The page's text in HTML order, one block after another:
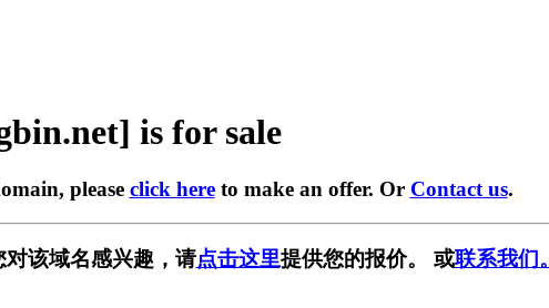
is for sale
please click hereto make an offer. Or Contact us.
该域名感兴趣，请点击这里提供您的报价。 或联系我们。